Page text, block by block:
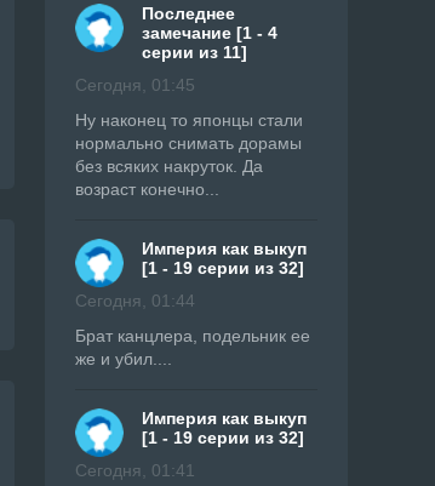
Последнее
замечание [1 - 4
серии из 11]
Сегодня, 01:45
Ну наконец то японцы стали
нормально снимать дорамы
без всяких накруток. Да
возраст конечно...
Империя как выкуп
[1 - 19 серии из 32]
Сегодня, 01:44
Брат канцлера, подельник ее
же и убил....
Империя как выкуп
[1 - 19 серии из 32]
Сегодня, 01:41